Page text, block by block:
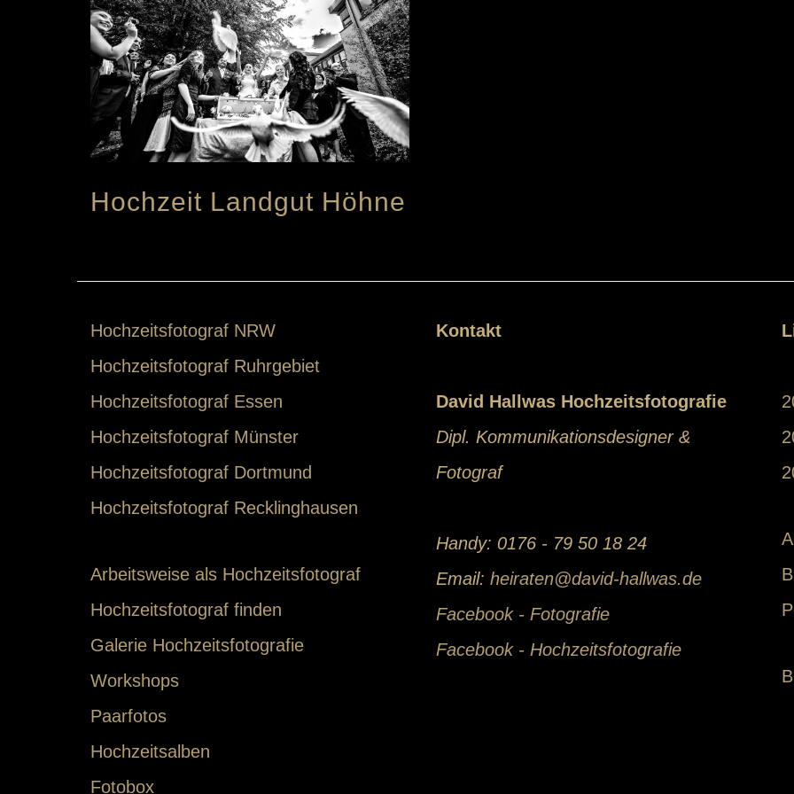
Hochzeit Landgut Höhne
Hochzeitsfotograf NRW
Hochzeitsfotograf Ruhrgebiet
Hochzeitsfotograf Essen
Hochzeitsfotograf Münster
Hochzeitsfotograf Dortmund
Hochzeitsfotograf Recklinghausen
Arbeitsweise als Hochzeitsfotograf
Hochzeitsfotograf finden
Galerie Hochzeitsfotografie
Workshops
Paarfotos
Hochzeitsalben
Fotobox
Kontakt
David Hallwas Hochzeitsfotografie
Dipl. Kommunikationsdesigner &
Fotograf
Handy: 0176 - 79 50 18 24
Email: heiraten@david-hallwas.de
Facebook - Fotografie
Facebook - Hochzeitsfotografie